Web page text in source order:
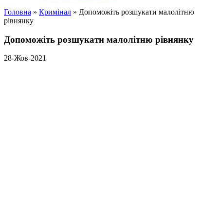
Головна » Кримінал » Допоможіть розшукати малолітню
рівнянку
Допоможіть розшукати малолітню рівнянку
28-Жов-2021